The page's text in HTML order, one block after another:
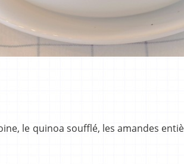
le quinoa soufflé, les amandes